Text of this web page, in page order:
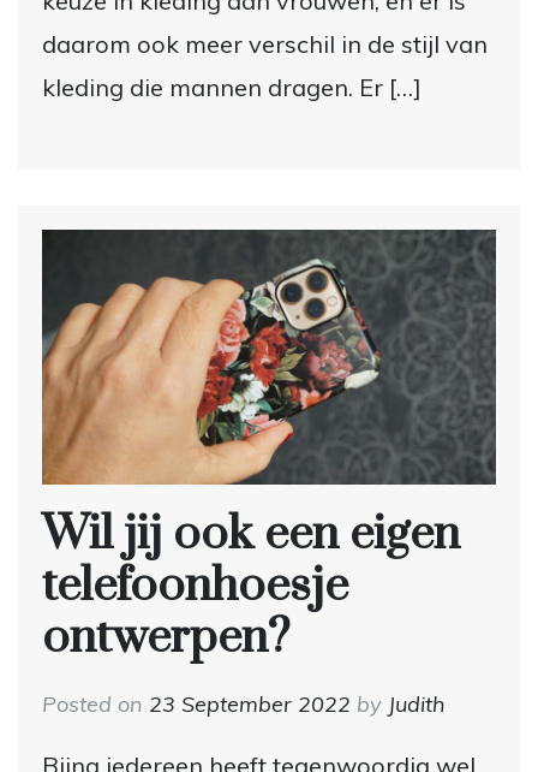
daarom ook meer verschil in de stijl van
kleding die mannen dragen. Er […]
Wil jij ook een eigen
telefoonhoesje
ontwerpen?
Posted on 23 September 2022 by Judith
Bijna iedereen heeft tegenwoordig wel